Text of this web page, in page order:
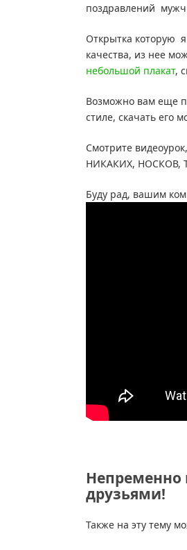
поздравлений
Открытка которую
качества, из нее
небольшой плакат,
Возможно вам еще
стиле, скачать его
Смотрите
НИКАКИХ, НОСКОВ,
Буду рад, вашим
Непременно
друзьями!
Также на эту тему